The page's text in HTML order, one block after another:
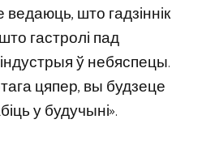
што гадзіннік
гастролі пад
ў небяспецы.
цяпер, вы будзеце
у будучыні».